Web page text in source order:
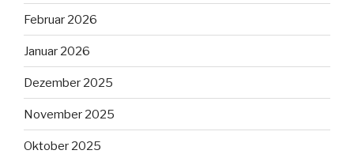
Februar 2026
Januar 2026
Dezember 2025
November 2025
Oktober 2025